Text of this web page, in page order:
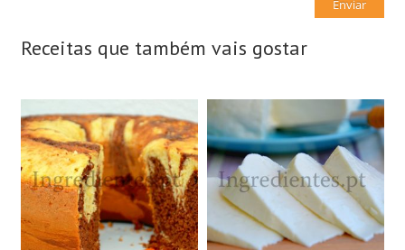
Receitas que também vais gostar
8 Doses
8 Pessoas
25Min
1 Queijo grande, 1kg
N/A